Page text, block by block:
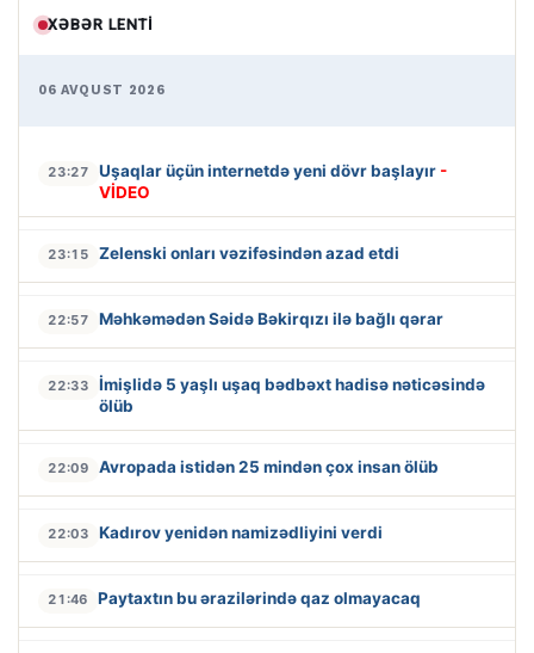
XƏBƏR LENTI
06 AVQUST 2026
23:27 Uşaqlar üçün internetdə yeni dövr başlayır -
VİDEO
23:15 Zelenski onları vəzifəsindən azad etdi
22:57 Məhkəmədən Səidə Bəkirqızı ilə bağlı qərar
22:33
İmişlidə 5 yaşlı uşaq bədbəxt hadisə nəticəsində
ölüb
22:09 Avropada istidən 25 mindən çox insan ölüb
22:03 Kadırov yenidən namizədliyini verdi
21:46 Paytaxtın bu ərazilərində qaz olmayacaq